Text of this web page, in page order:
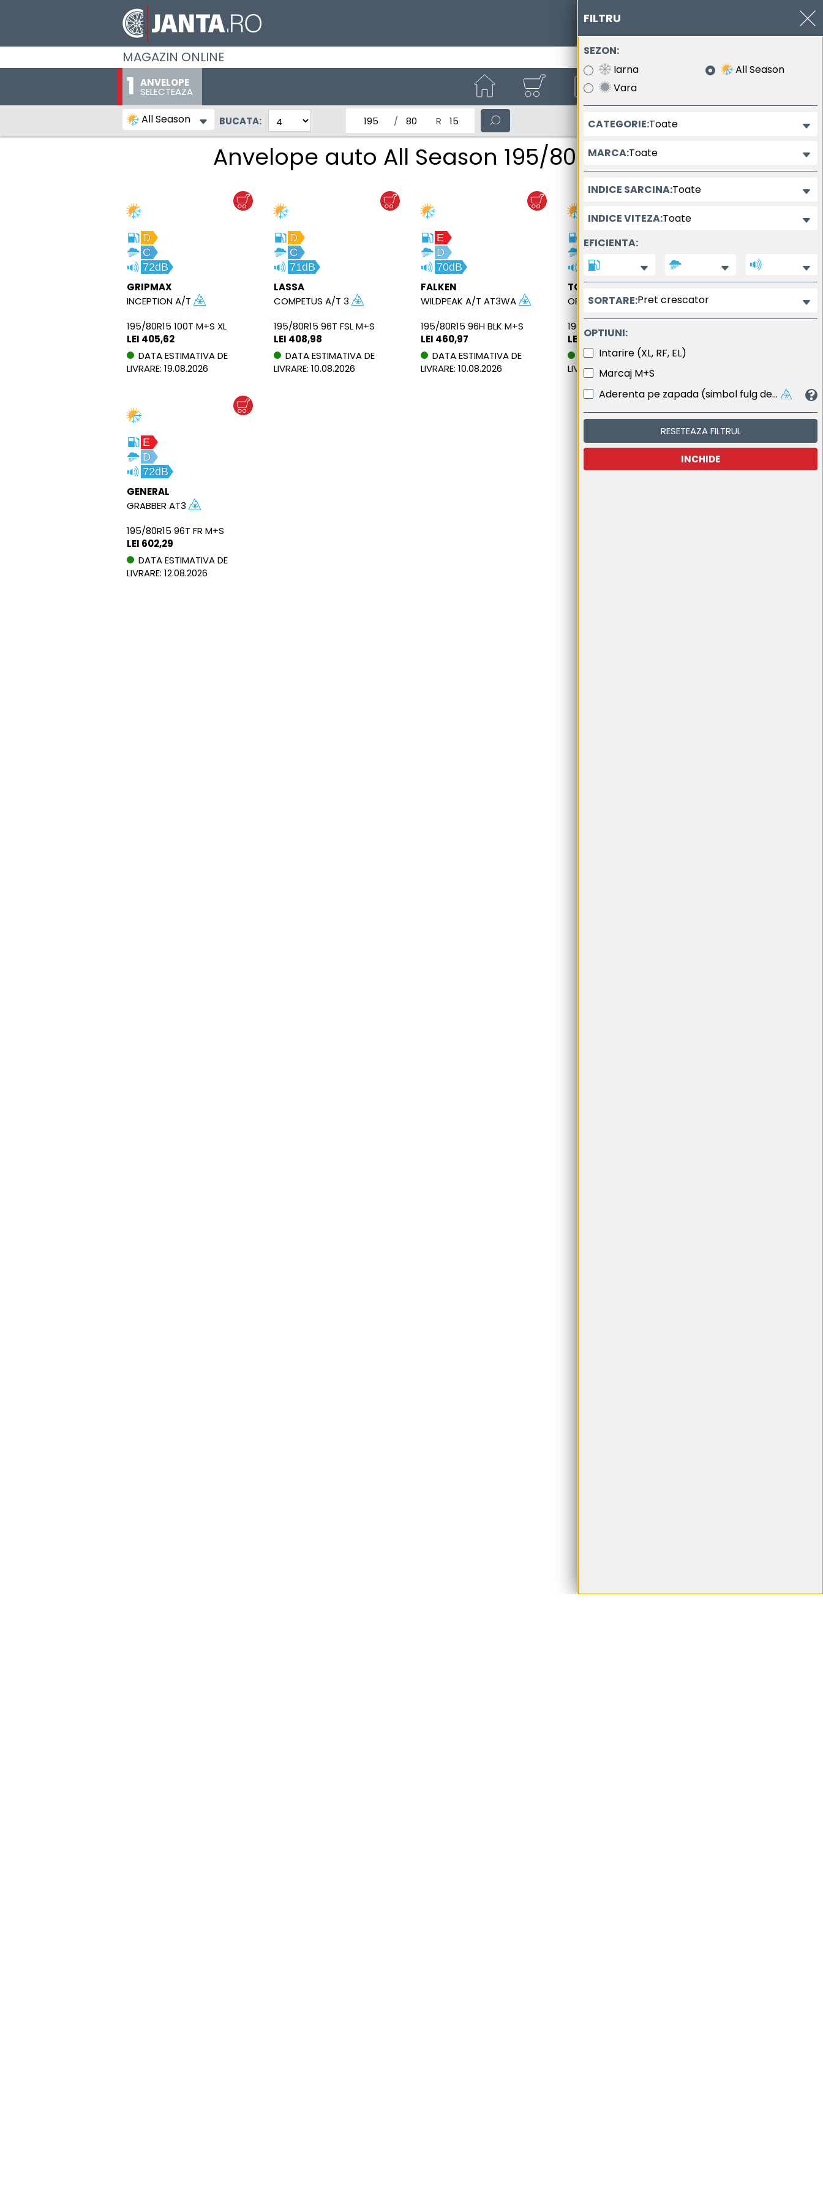
MAGAZIN ONLINE
ANVELOPE
SELECTEAZA
All Season BUCATA: latimea nominala a anvelopei
Inaltimea anvelopeiDiametrul nominal al anvelopei
Anvelope auto All Season 195/80R15
D
C
72dB
GRIPMAX
INCEPTION A/T
195/80R15 100T M+S XL
LEI 405,62
DATA ESTIMATIVA DE
LIVRARE: 19.08.2026
D
C
71dB
LASSA
COMPETUS A/T 3
195/80R15 96T FSL M+S
LEI 408,98
DATA ESTIMATIVA DE
LIVRARE: 10.08.2026
E
D
70dB
FALKEN
WILDPEAK A/T AT3WA
195/80R15 96H BLK M+S
LEI 460,97
DATA ESTIMATIVA DE
LIVRARE: 10.08.2026
D
72dB
TOYO
OPEN COUNTRY A/T III
195/80R15 96S M+S
LEI 538,81
DATA ESTIMATIVA DE
LIVRARE: 19.08.2026
E
D
72dB
GENERAL
GRABBER AT3
195/80R15 96T FR M+S
LEI 602,29
DATA ESTIMATIVA DE
LIVRARE: 12.08.2026
FILTRU
SEZON:
Iarna
Vara
All Season
CATEGORIE:Toate
MARCA:Toate
INDICE SARCINA:Toate
INDICE VITEZA:Toate
EFICIENTA:
SORTARE:Pret crescator
OPTIUNI:
Intarire (XL, RF, EL)
Marcaj M+S
Aderenta pe zapada (simbol fulg de nea cu trei varfuri de munte)
RESETEAZA FILTRUL
INCHIDE